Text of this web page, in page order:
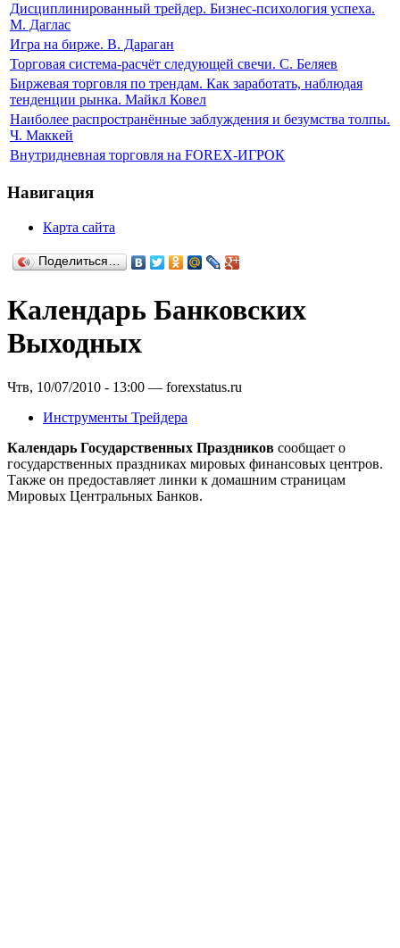
Дисциплинированный трейдер. Бизнес-психология успеха.
М. Даглас
Игра на бирже. В. Дараган
Торговая система-расчёт следующей свечи. С. Беляев
Биржевая торговля по трендам. Как заработать, наблюдая
тенденции рынка. Майкл Ковел
Наиболее распространённые заблуждения и безумства толпы.
Ч. Маккей
Внутридневная торговля на FOREX-ИГРОК
Навигация
Карта сайта
Поделиться…
Календарь Банковских
Выходных
Чтв, 10/07/2010 - 13:00 — forexstatus.ru
Инструменты Трейдера
Календарь Государственных Праздников сообщает о
государственных праздниках мировых финансовых центров.
Также он предоставляет линки к домашним страницам
Мировых Центральных Банков.